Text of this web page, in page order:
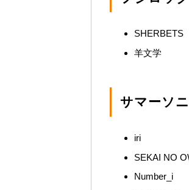
SHERBETS
羊文学
サマーソ
iri
SEKAI NO
Number_i